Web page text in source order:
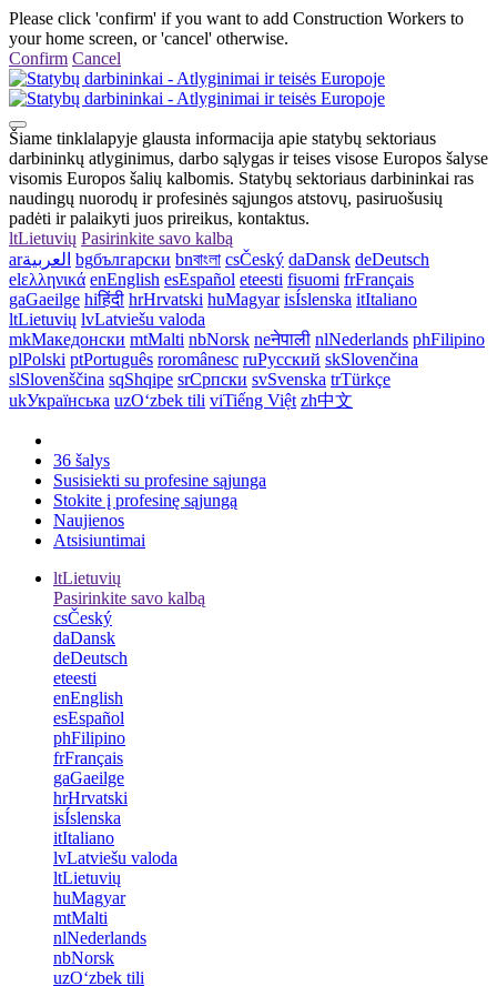
Please click 'confirm' if you want to add Construction Workers to
your home screen, or 'cancel' otherwise.
Confirm Cancel
Šiame tinklalapyje glausta informacija apie statybų sektoriaus
darbininkų atlyginimus, darbo sąlygas ir teises visose Europos šalyse
visomis Europos šalių kalbomis. Statybų sektoriaus darbininkai ras
naudingų nuorodų ir profesinės sąjungos atstovų, pasiruošusių
padėti ir palaikyti juos prireikus, kontaktus.
ltLietuvių Pasirinkite savo kalbą
arالعربية bgбългарски bnবাংলা csČeský daDansk deDeutsch
elελληνικά enEnglish esEspañol eteesti fisuomi frFrançais
gaGaeilge hiहिंदी hrHrvatski huMagyar isÍslenska itItaliano
ltLietuvių lvLatviešu valoda
mkМакедонски mtMalti nbNorsk neनेपाली nlNederlands phFilipino
plPolski ptPortuguês roromânesc ruРусский skSlovenčina
slSlovenščina sqShqipe srСрпски svSvenska trTürkçe
ukУкраїнська uzOʻzbek tili viTiếng Việt zh中文
36 šalys
Susisiekti su profesine sąjunga
Stokite į profesinę sąjungą
Naujienos
Atsisiuntimai
ltLietuvių
Pasirinkite savo kalbą
csČeský
daDansk
deDeutsch
eteesti
enEnglish
esEspañol
phFilipino
frFrançais
gaGaeilge
hrHrvatski
isÍslenska
itItaliano
lvLatviešu valoda
ltLietuvių
huMagyar
mtMalti
nlNederlands
nbNorsk
uzOʻzbek tili